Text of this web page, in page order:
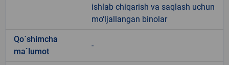
ishlab chiqarish va saqlash uchun
mo‘ljallangan binolar
Qo`shimcha
ma`lumot
-